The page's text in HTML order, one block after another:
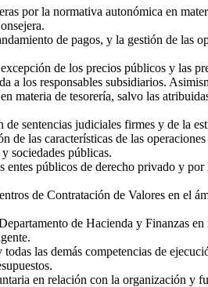
por la normativa autonómica en
de pagos, y la gestión de las
de los precios públicos y las
los responsables subsidiarios.
materia de tesorería, salvo las
sentencias judiciales firmes y de la
las características de las
sociedades públicas.
públicos de derecho privado y
de Contratación de Valores en el
de Hacienda y Finanzas
las demás competencias de
en relación con la organización y